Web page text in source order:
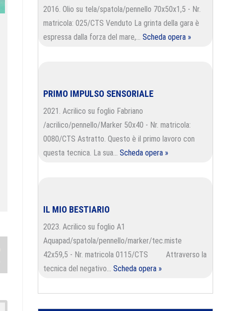
2016. Olio su tela/spatola/pennello 70x50x1,5 - Nr.
matricola: 025/CTS Venduto La grinta della gara è
espressa dalla forza del mare,… Scheda opera »
PRIMO IMPULSO SENSORIALE
2021. Acrilico su foglio Fabriano
/acrilico/pennello/Marker 50x40 - Nr. matricola:
0080/CTS Astratto. Questo è il primo lavoro con
questa tecnica. La sua… Scheda opera »
IL MIO BESTIARIO
2023. Acrilico su foglio A1
Aquapad/spatola/pennello/marker/tec.miste
42x59,5 - Nr. matricola 0115/CTS Attraverso la
tecnica del negativo… Scheda opera »